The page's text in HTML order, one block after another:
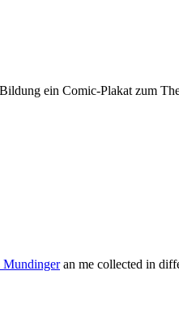
ein Comic-Plakat zum
Mundingeran me collected in